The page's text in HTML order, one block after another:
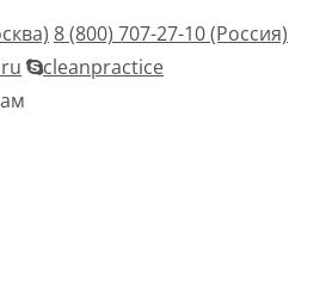
8 (800) 707-27-10 (Россия)
cleanpractice